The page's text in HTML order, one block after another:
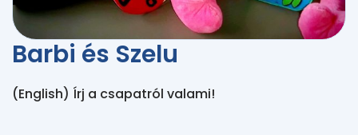
Barbi és Szelu
(English) Írj a csapatról valami!